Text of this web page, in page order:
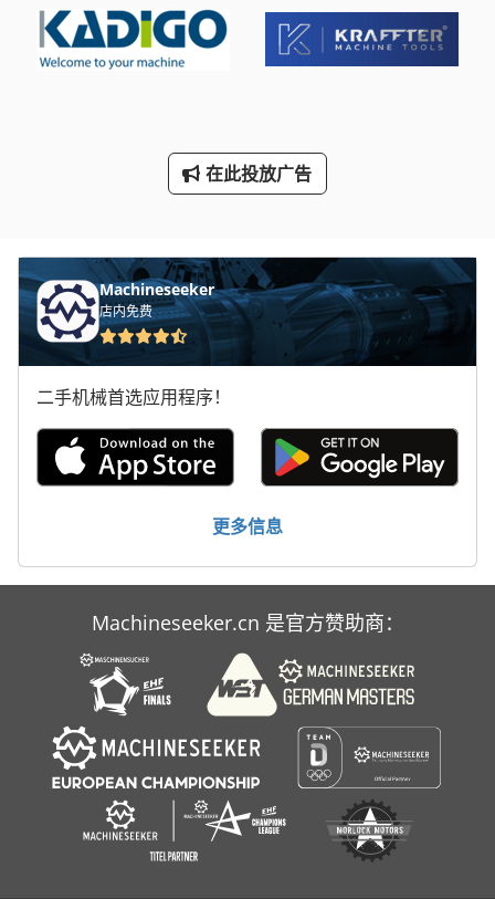
手枪
在此投放广告
Machineseeker
店内免费
二手机械首选应用程序！
更多信息
Machineseeker.cn 是官方赞助商：